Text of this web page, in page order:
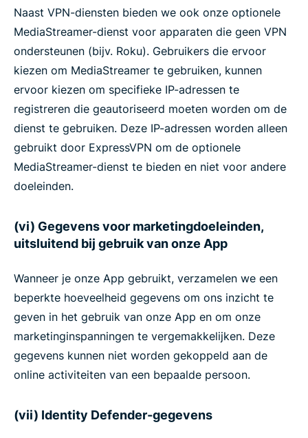
Naast VPN-diensten bieden we ook onze optionele
MediaStreamer-dienst voor apparaten die geen VPN
ondersteunen (bijv. Roku). Gebruikers die ervoor
kiezen om MediaStreamer te gebruiken, kunnen
ervoor kiezen om specifieke IP-adressen te
registreren die geautoriseerd moeten worden om de
dienst te gebruiken. Deze IP-adressen worden alleen
gebruikt door ExpressVPN om de optionele
MediaStreamer-dienst te bieden en niet voor andere
doeleinden.
(vi) Gegevens voor marketingdoeleinden,
uitsluitend bij gebruik van onze App
Wanneer je onze App gebruikt, verzamelen we een
beperkte hoeveelheid gegevens om ons inzicht te
geven in het gebruik van onze App en om onze
marketinginspanningen te vergemakkelijken. Deze
gegevens kunnen niet worden gekoppeld aan de
online activiteiten van een bepaalde persoon.
(vii) Identity Defender-gegevens